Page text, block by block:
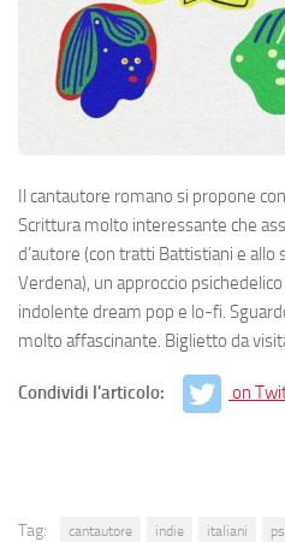
Il cantautore romano si propone
Scrittura molto interessante che
d’autore (con tratti Battistiani e
Verdena), un approccio
indolente dream pop e lo-fi.
molto affascinante. Biglietto da
Condividi l'articolo: on
Tag: cantautore indie italiani